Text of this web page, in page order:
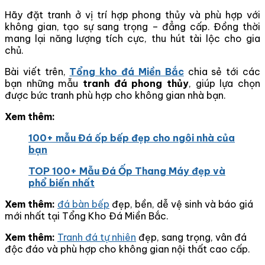
Hãy đặt tranh ở vị trí hợp phong thủy và phù hợp với
không gian, tạo sự sang trọng – đẳng cấp. Đồng thời
mang lại năng lượng tích cực, thu hút tài lộc cho gia
chủ.
Bài viết trên, Tổng kho đá Miền Bắcchia sẻ tới các
bạn những mẫu tranh đá phong thủy, giúp lựa chọn
được bức tranh phù hợp cho không gian nhà bạn.
Xem thêm:
100+ mẫu Đá ốp bếp đẹp cho ngôi nhà của
bạn
TOP 100+ Mẫu Đá Ốp Thang Máy đẹp và
phổ biến nhất
Xem thêm: đá bàn bếp đẹp, bền, dễ vệ sinh và báo giá
mới nhất tại Tổng Kho Đá Miền Bắc.
Xem thêm: Tranh đá tự nhiên đẹp, sang trọng, vân đá
độc đáo và phù hợp cho không gian nội thất cao cấp.